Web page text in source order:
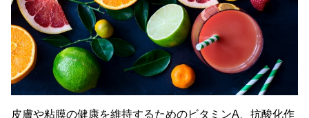
皮膚や粘膜の健康を維持するためのビタミンA、抗酸化作